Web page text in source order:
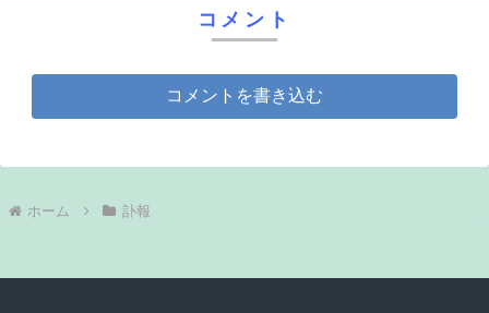
コメント
コメントを書き込む
ホーム 訃報